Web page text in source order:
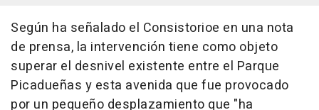
Según ha señalado el Consistorioe en una nota
de prensa, la intervención tiene como objeto
superar el desnivel existente entre el Parque
Picadueñas y esta avenida que fue provocado
por un pequeño desplazamiento que "ha